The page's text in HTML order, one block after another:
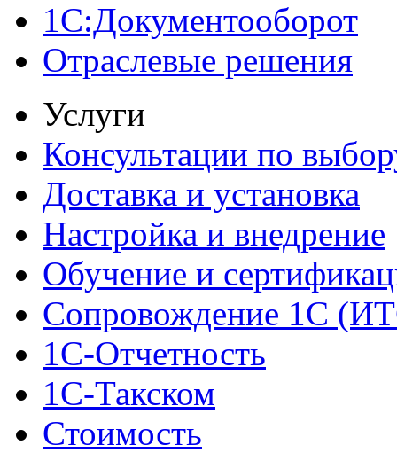
1С:Документооборот
Отраслевые решения
Услуги
Консультации по
Доставка и установка
Настройка и внедрение
Обучение и
Сопровождение 1С
1С-Отчетность
1С-Такском
Стоимость